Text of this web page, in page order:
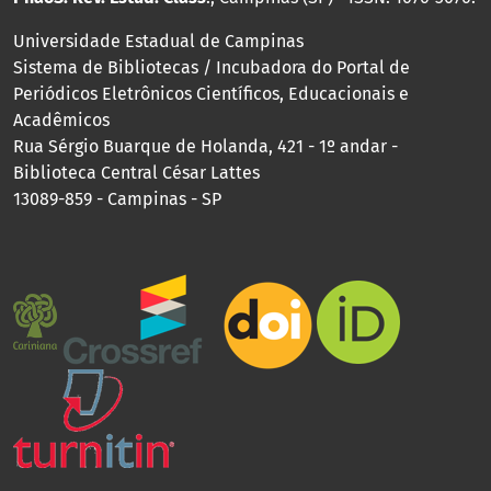
Universidade Estadual de Campinas
Sistema de Bibliotecas / Incubadora do Portal de
Periódicos Eletrônicos Científicos, Educacionais e
Acadêmicos
Rua Sérgio Buarque de Holanda, 421 - 1º andar -
Biblioteca Central César Lattes
13089-859 - Campinas - SP